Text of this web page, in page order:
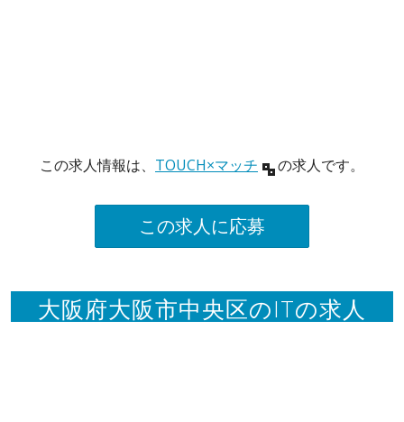
この求人情報は、 TOUCH×マッチ の求人です。
この求人に応募
大阪府大阪市中央区のITの求人